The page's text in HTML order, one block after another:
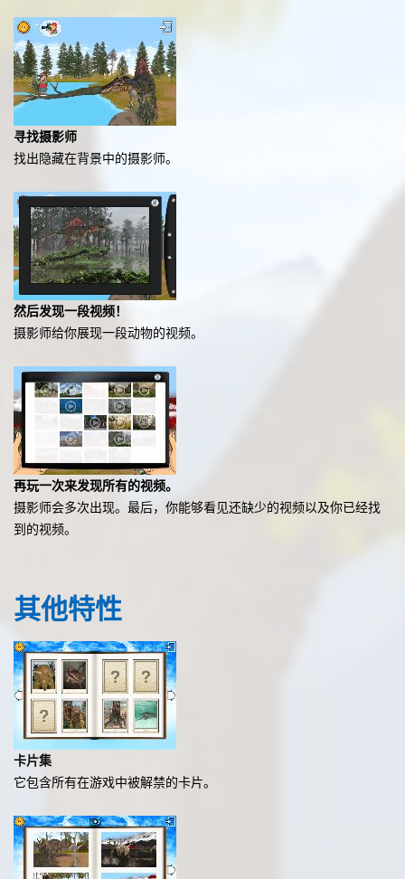
寻找摄影师
找出隐藏在背景中的摄影师。
然后发现一段视频！
摄影师给你展现一段动物的视频。
再玩一次来发现所有的视频。
摄影师会多次出现。最后，你能够看见还缺少的视频以及你已经找
到的视频。
其他特性
卡片集
它包含所有在游戏中被解禁的卡片。